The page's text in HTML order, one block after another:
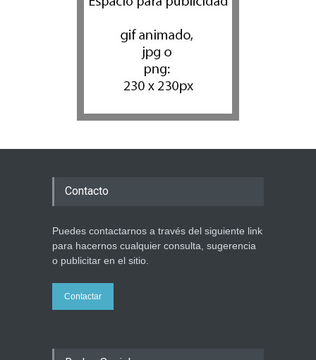
Contacto
Puedes contactarnos a través del siguiente link
para hacernos cualquier consulta, sugerencia
o publicitar en el sitio.
Contactar